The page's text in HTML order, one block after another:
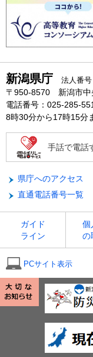
新潟県庁 法人番
〒950-8570 新潟市中
電話番号：025-285-
8時30分から17時15分
手話で電話
県庁へのアクセス
直通電話番号一覧
ガイド
ライン
個
の
PCサイト表示